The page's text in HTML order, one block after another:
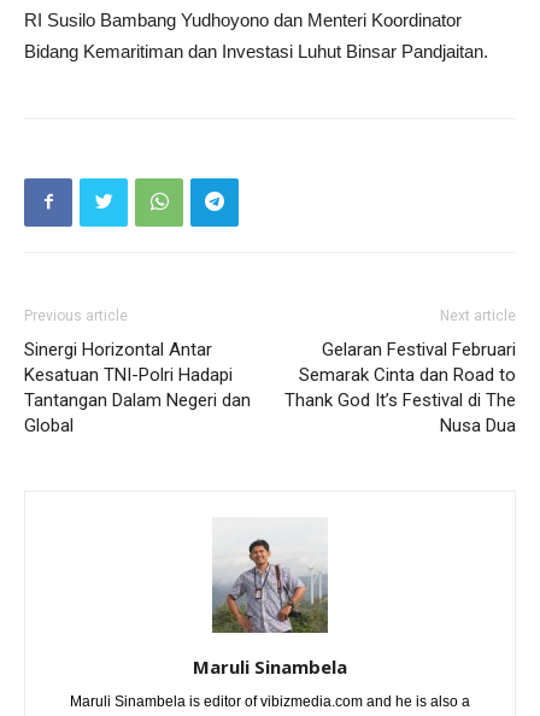
RI Susilo Bambang Yudhoyono dan Menteri Koordinator
Bidang Kemaritiman dan Investasi Luhut Binsar Pandjaitan.
Previous article
Sinergi Horizontal Antar
Kesatuan TNI-Polri Hadapi
Tantangan Dalam Negeri dan
Global
Next article
Gelaran Festival Februari
Semarak Cinta dan Road to
Thank God It’s Festival di The
Nusa Dua
Maruli Sinambela
Maruli Sinambela is editor of vibizmedia.com and he is also a